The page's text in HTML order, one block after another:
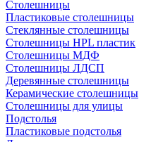
Столешницы
Пластиковые столешницы
Стеклянные столешницы
Столешницы HPL пластик
Столешницы МДФ
Столешницы ЛДСП
Деревянные столешницы
Керамические столешницы
Столешницы для улицы
Подстолья
Пластиковые подстолья